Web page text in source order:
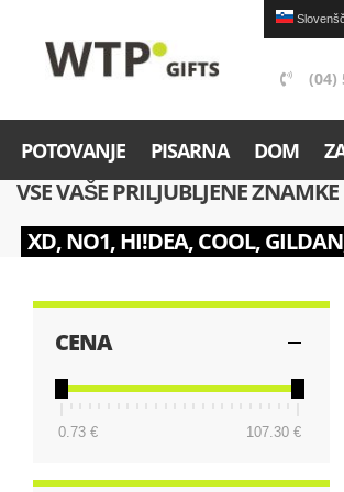
(04)
POTOVANJE PISARNA DOM
VSE VAŠE PRILJUBLJENE
XD, NO1, HI!DEA, COOL,
CENA
0.73 € 107.30 €